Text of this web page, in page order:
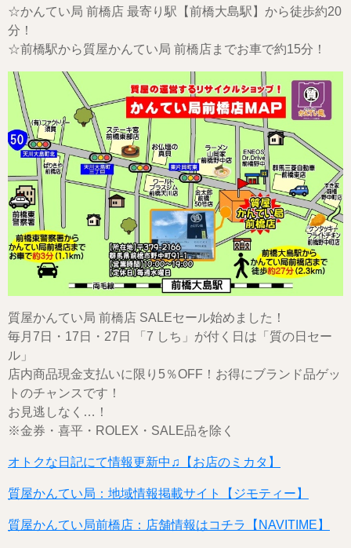
☆かんてい局 前橋店 最寄り駅【前橋大島駅】から徒歩約20
分！
☆前橋駅から質屋かんてい局 前橋店までお車で約15分！
質屋かんてい局 前橋店 SALEセール始めました！
毎月7日・17日・27日 「7 しち」が付く日は「質の日セー
ル」
店内商品現金支払いに限り5％OFF！お得にブランド品ゲッ
トのチャンスです！
お見逃しなく…！
※金券・喜平・ROLEX・SALE品を除く
オトクな日記にて情報更新中♫【お店のミカタ】
質屋かんてい局：地域情報掲載サイト【ジモティー】
質屋かんてい局前橋店：店舗情報はコチラ【NAVITIME】